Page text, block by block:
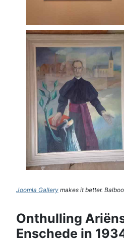
Joomla Gallery makes it better.
Onthulling
Enschede in